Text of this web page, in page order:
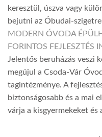
keresztül, úszva vagy
bejutni az Óbudai-
MODERN ÓVODA
FORINTOS FEJLESZTÉS
Jelentős beruházás veszi
megújul a Csoda-Vár
tagintézménye. A
biztonságosabb és a mai
várja a kisgyermekeket és